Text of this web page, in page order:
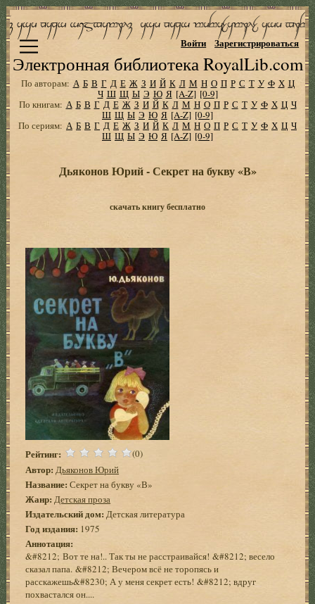
Электронная библиотека RoyalLib.com
Войти Зарегистрироваться
По авторам: А Б В Г Д Е Ж З И Й К Л М Н О П Р С Т У Ф Х Ц
Ч Ш Щ Ы Э Ю Я [A-Z] [0-9]
По книгам: А Б В Г Д Е Ж З И Й К Л М Н О П Р С Т У Ф Х Ц Ч
Ш Щ Ы Э Ю Я [A-Z] [0-9]
По сериям: А Б В Г Д Е Ж З И Й К Л М Н О П Р С Т У Ф Х Ц Ч
Ш Щ Ы Э Ю Я [A-Z] [0-9]
Дьяконов Юрий - Секрет на букву «В»
скачать книгу бесплатно
Рейтинг: (0)
Автор: Дьяконов Юрий
Название: Секрет на букву «В»
Жанр: Детская проза
Издательский дом: Детская литература
Год издания: 1975
Аннотация:
&#8212; Вот те на!.. Так ты не расстраивайся! &#8212; весело
сказал папа. &#8212; Вечером всё не торопясь и
расскажешь&#8230; А у меня секрет есть! &#8212; вдруг
похвастался он....